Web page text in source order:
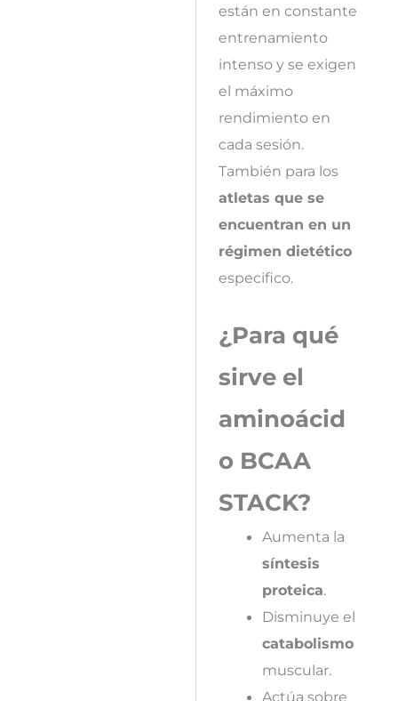
están en constante
entrenamiento
intenso y se exigen
el máximo
rendimiento en
cada sesión.
También para los
atletas que se
encuentran en un
régimen dietético
especifico.
¿Para qué
sirve el
aminoácid
o BCAA
STACK?
Aumenta la
síntesis
proteica.
Disminuye el
catabolismo
muscular.
Actúa sobre